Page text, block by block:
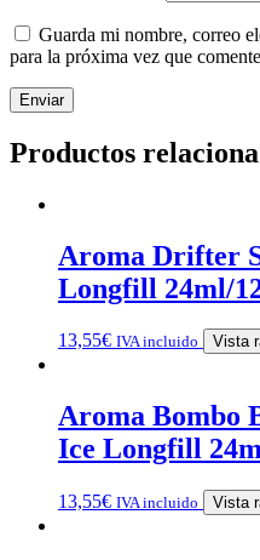
Guarda mi nombre, correo
para la próxima vez que
Productos
Aroma Drifter
Longfill 24ml/
13,55€ IVA incluido Vista
Aroma Bombo
Ice Longfill
13,55€ IVA incluido Vista